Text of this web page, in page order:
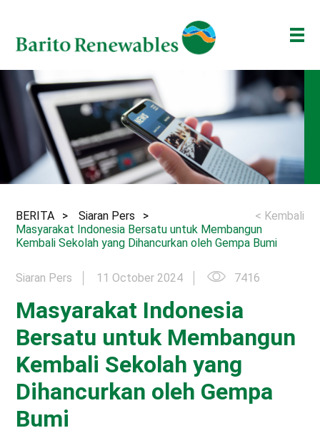
BISNIS KAMI
INVESTOR
BERITA
BAKTI BARITO
ENG ID
BERITA
Siaran Pers
Masyarakat Indonesia Bersatu untuk Membangun
Kembali Sekolah yang Dihancurkan oleh Gempa Bumi
< Kembali
Siaran Pers 11 October 2024 7416
Masyarakat Indonesia
Bersatu untuk Membangun
Kembali Sekolah yang
Dihancurkan oleh Gempa
Bumi